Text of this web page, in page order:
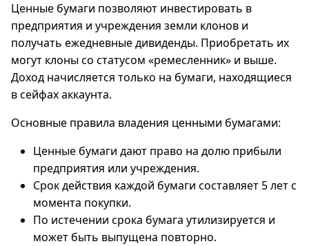
Ценные бумаги позволяют инвестировать в
предприятия и учреждения земли клонов и
получать ежедневные дивиденды. Приобретать их
могут клоны со статусом «ремесленник» и выше.
Доход начисляется только на бумаги, находящиеся
в сейфах аккаунта.
Основные правила владения ценными бумагами:
Ценные бумаги дают право на долю прибыли
предприятия или учреждения.
Срок действия каждой бумаги составляет 5 лет с
момента покупки.
По истечении срока бумага утилизируется и
может быть выпущена повторно.